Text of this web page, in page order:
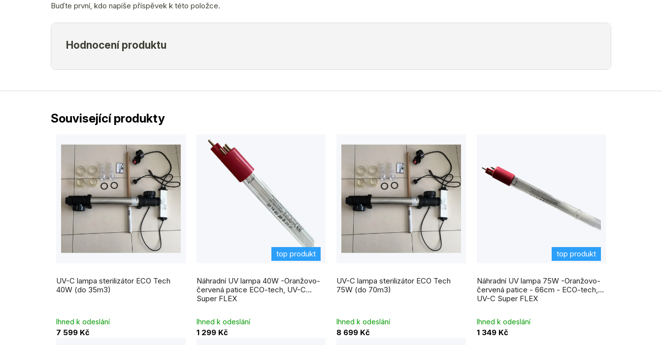
Buďte první, kdo napíše příspěvek k této položce.
Související produkty
UV-C lampa sterilizátor ECO Tech
40W (do 35m3)
hodnocení
produktu
je
5,0
Ihned k odeslání
7 599 Kč
top produkt
Náhradní UV lampa 40W -Oranžovo-
červená patice ECO-tech, UV-C
Super FLEX
Ihned k odeslání
1 299 Kč
UV-C lampa sterilizátor ECO Tech
75W (do 70m3)
Ihned k odeslání
8 699 Kč
top produkt
Náhradní UV lampa 75W -Oranžovo-
červená patice - 66cm - ECO-tech,
UV-C Super FLEX
Ihned k odeslání
1 349 Kč